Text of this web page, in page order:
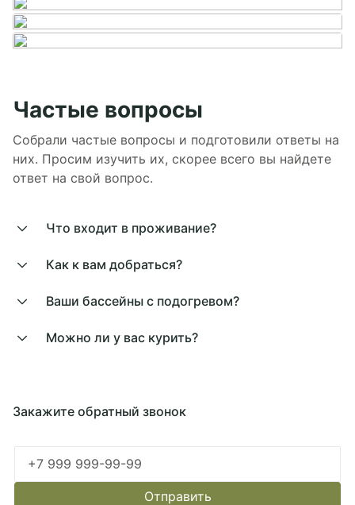
Частые вопросы
Собрали частые вопросы и подготовили ответы на
них. Просим изучить их, скорее всего вы найдете
ответ на свой вопрос.
Что входит в проживание?
Как к вам добраться?
Ваши бассейны с подогревом?
Можно ли у вас курить?
Закажите обратный звонок
Ошибка заполнения Отправить